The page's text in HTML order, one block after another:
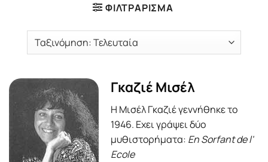
ΦΙΛΤΡΆΡΙΣΜΑ
Γκαζιέ Μισέλ
Η Μισέλ Γκαζιέ γεννήθηκε το
1946. Εχει γράψει δύο
μυθιστορήματα: En Sorfant de l'
Ecole